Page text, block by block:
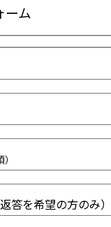
ーム
答を希望の方のみ）